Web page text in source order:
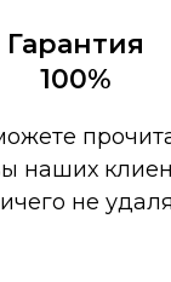
Гарантия
100%
наших
не